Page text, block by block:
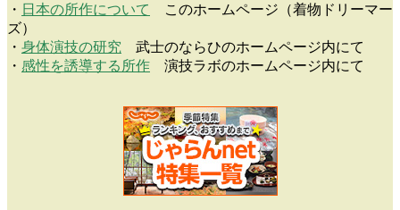
・ 日本の所作について
このホームページ（着物ドリーマー
ズ）
・ 身体演技の研究 武士のならひのホームページ内にて
・ 感性を誘導する所作 演技ラボのホームページ内にて